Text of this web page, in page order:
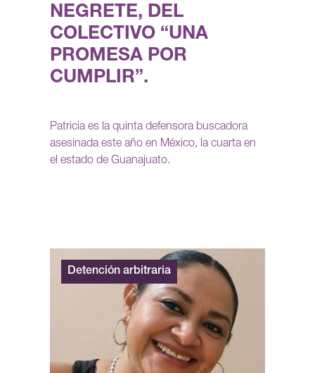
NEGRETE, DEL
COLECTIVO “UNA
PROMESA POR
CUMPLIR”.
Patricia es la quinta defensora buscadora
asesinada este año en México, la cuarta en
el estado de Guanajuato.
Detención arbitraria